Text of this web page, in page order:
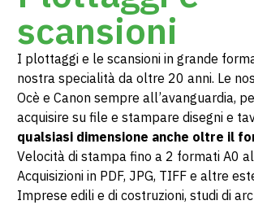
scansioni
I plottaggi e le scansioni in grande
nostra specialità da oltre 20 anni. Le
Ocè e Canon sempre all’avanguardia,
acquisire su file e stampare disegni e
qualsiasi dimensione anche oltre il
Velocità di stampa fino a 2 formati A0
Acquisizioni in PDF, JPG, TIFF e altre
Imprese edili e di costruzioni, studi di